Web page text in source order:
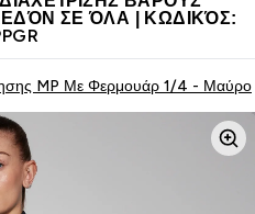
ΣΕ ΌΛΑ | ΚΩΔΙΚΌΣ:
MP Με Φερμουάρ 1/4 - Μαύρο